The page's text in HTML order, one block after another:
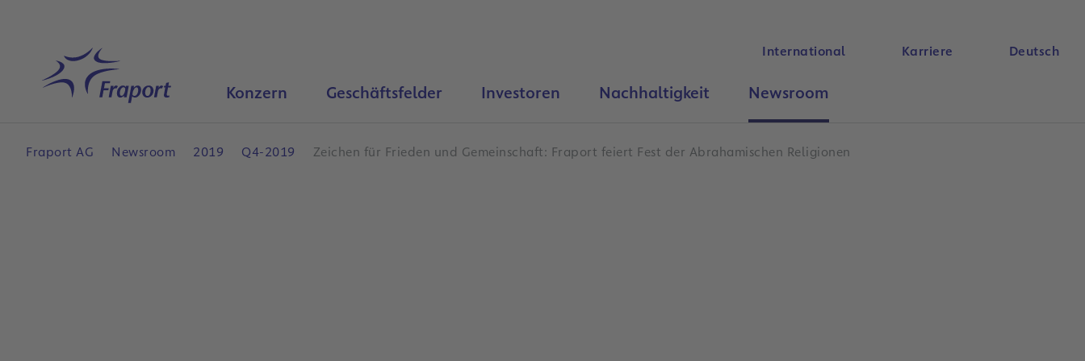
Startseite
International Karriere Deutsch
Konzern Geschäftsfelder Investoren Nachhaltigkeit Newsroom
Fraport AG Newsroom 2019 Q4-2019 Zeichen für Frieden und Gemeinschaft: Fraport feiert Fest der Abrahamischen Religionen